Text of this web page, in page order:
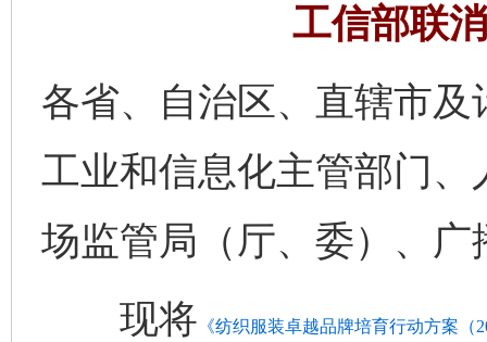
工信部联
各省、自治区、直辖市
工业和信息化主管部门
场监管局（厅、委）、
现将 《纺织服装卓越品牌培育行动方案（